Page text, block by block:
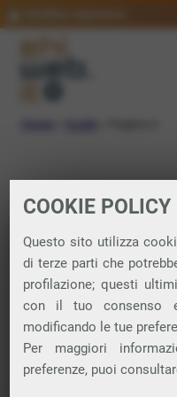
COOKIE POLICY
Questo sito utilizza
di terze parti che
profilazione; questi
con il tuo consenso
modificando le tue
Per maggiori
preferenze, puoi
Le
Categorie FIBRA